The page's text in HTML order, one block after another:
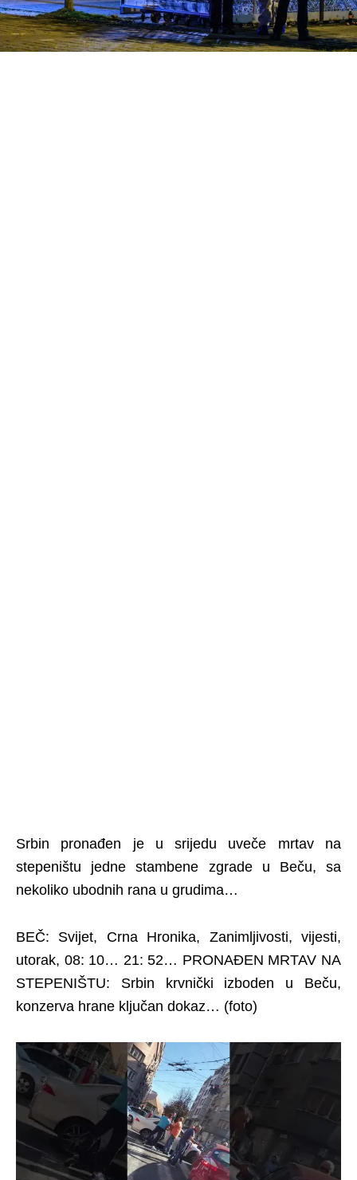
Srbin pronađen je u srijedu uveče mrtav na
stepeništu jedne stambene zgrade u Beču, sa
nekoliko ubodnih rana u grudima…
BEČ: Svijet, Crna Hronika, Zanimljivosti, vijesti,
utorak, 08: 10… 21: 52… PRONAĐEN MRTAV NA
STEPENIŠTU: Srbin krvnički izboden u Beču,
konzerva hrane ključan dokaz… (foto)